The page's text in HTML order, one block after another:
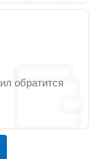
обратится